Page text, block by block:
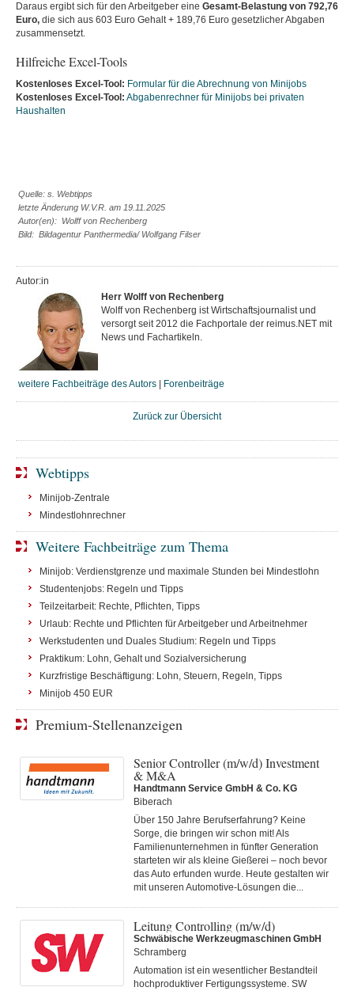
Daraus ergibt sich für den Arbeitgeber eine Gesamt-Belastung von 792,76
Euro, die sich aus 603 Euro Gehalt + 189,76 Euro gesetzlicher Abgaben
zusammensetzt.
Hilfreiche Excel-Tools
Kostenloses Excel-Tool: Formular für die Abrechnung von Minijobs
Kostenloses Excel-Tool: Abgabenrechner für Minijobs bei privaten
Haushalten
Quelle: s. Webtipps
letzte Änderung W.V.R. am 19.11.2025
Autor(en): Wolff von Rechenberg
Bild: Bildagentur Panthermedia/ Wolfgang Filser
Autor:in
Herr Wolff von Rechenberg
Wolff von Rechenberg ist Wirtschaftsjournalist und
versorgt seit 2012 die Fachportale der reimus.NET mit
News und Fachartikeln.
weitere Fachbeiträge des Autors Forenbeiträge
Zurück zur Übersicht
Webtipps
Minijob-Zentrale
Mindestlohnrechner
Weitere Fachbeiträge zum Thema
Minijob: Verdienstgrenze und maximale Stunden bei Mindestlohn
Studentenjobs: Regeln und Tipps
Teilzeitarbeit: Rechte, Pflichten, Tipps
Urlaub: Rechte und Pflichten für Arbeitgeber und Arbeitnehmer
Werkstudenten und Duales Studium: Regeln und Tipps
Praktikum: Lohn, Gehalt und Sozialversicherung
Kurzfristige Beschäftigung: Lohn, Steuern, Regeln, Tipps
Minijob 450 EUR
Premium-Stellenanzeigen
Senior Controller (m/w/d) Investment
& M&A
Handtmann Service GmbH & Co. KG
Biberach
Über 150 Jahre Berufserfahrung? Keine
Sorge, die bringen wir schon mit! Als
Familienunternehmen in fünfter Generation
starteten wir als kleine Gießerei – noch bevor
das Auto erfunden wurde. Heute gestalten wir
mit unseren Automotive-Lösungen die...
Leitung Controlling (m/w/d)
Schwäbische Werkzeugmaschinen GmbH
Schramberg
Automation ist ein wesentlicher Bestandteil
hochproduktiver Fertigungssysteme. SW